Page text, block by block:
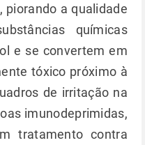
a qualidade
químicas
e se convertem em
tóxico próximo à
de irritação na
imunodeprimidas,
tratamento contra